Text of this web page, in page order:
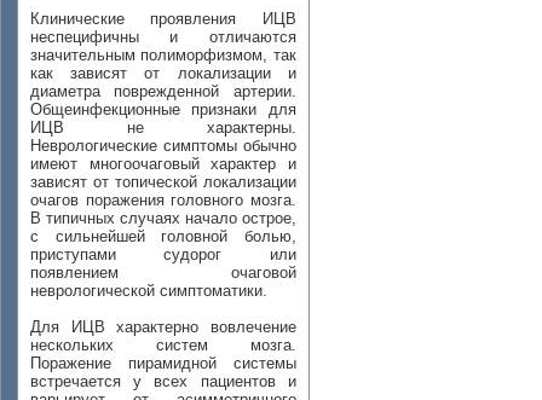
Клинические проявления ИЦВ
неспецифичны и отличаются
значительным полиморфизмом, так
как зависят от локализации и
диаметра поврежденной артерии.
Общеинфекционные признаки для
ИЦВ не характерны.
Неврологические симптомы обычно
имеют многоочаговый характер и
зависят от топической локализации
очагов поражения головного мозга.
В типичных случаях начало острое,
с сильнейшей головной болью,
приступами судорог или
появлением очаговой
неврологической симптоматики.
Для ИЦВ характерно вовлечение
нескольких систем мозга.
Поражение пирамидной системы
встречается у всех пациентов и